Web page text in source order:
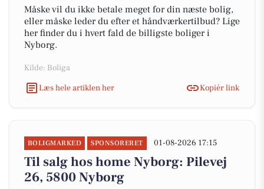
Måske vil du ikke betale meget for din næste bolig,
eller måske leder du efter et håndværkertilbud? Lige
her finder du i hvert fald de billigste boliger i
Nyborg.
Kilde: Boliga
Læs hele artiklen her
Kopiér link
BOLIGMARKED SPONSORERET 01-08-2026 17:15
Til salg hos home Nyborg: Pilevej
26, 5800 Nyborg